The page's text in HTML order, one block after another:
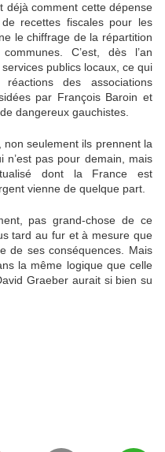
déjà comment cette dépense
recettes fiscales pour les
le chiffrage de la répartition
C’est, dès l’an
publics locaux, ce qui
des associations
par François Baroin et
dangereux gauchistes.
non seulement ils prennent la
n’est pas pour demain, mais
dont la France est
vienne de quelque part.
pas grand-chose de ce
tard au fur et à mesure que
de ses conséquences. Mais
la même logique que celle
Graeber aurait si bien su